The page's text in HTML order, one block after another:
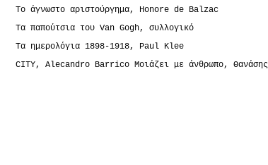
Το άγνωστο αριστούργημα, Honore de Balzac
Τα παπούτσια του Van Gogh, συλλογικό
Τα ημερολόγια 1898-1918, Paul Klee
CITY, Alecandro Barrico Μοιάζει με άνθρωπο, Θανάσης